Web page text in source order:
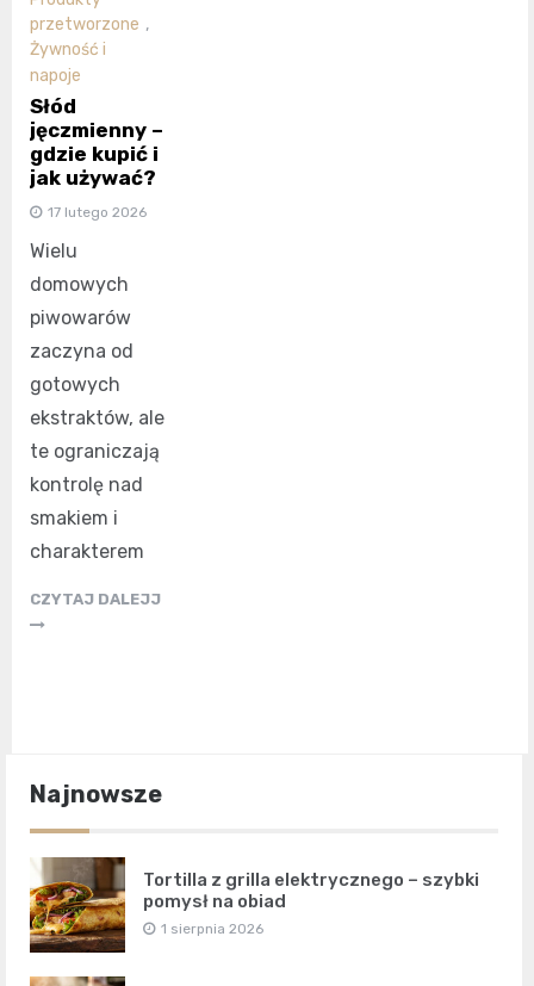
przetworzone ,
Żywność i
napoje
Słód
jęczmienny –
gdzie kupić i
jak używać?
17 lutego 2026
Wielu
domowych
piwowarów
zaczyna od
gotowych
ekstraktów, ale
te ograniczają
kontrolę nad
smakiem i
charakterem
CZYTAJ DALEJJ
Najnowsze
Tortilla z grilla elektrycznego – szybki
pomysł na obiad
1 sierpnia 2026